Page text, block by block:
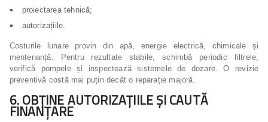
proiectarea tehnică;
autorizațiile.
Costurile lunare provin din apă, energie electrică, chimicale și
mentenanță. Pentru rezultate stabile, schimbă periodic filtrele,
verifică pompele și inspectează sistemele de dozare. O revizie
preventivă costă mai puțin decât o reparație majoră.
6. OBȚINE AUTORIZAȚIILE ȘI CAUTĂ
FINANȚARE